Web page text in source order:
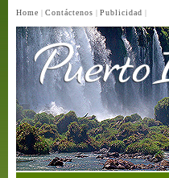
Home | Contáctenos | Publicidad |